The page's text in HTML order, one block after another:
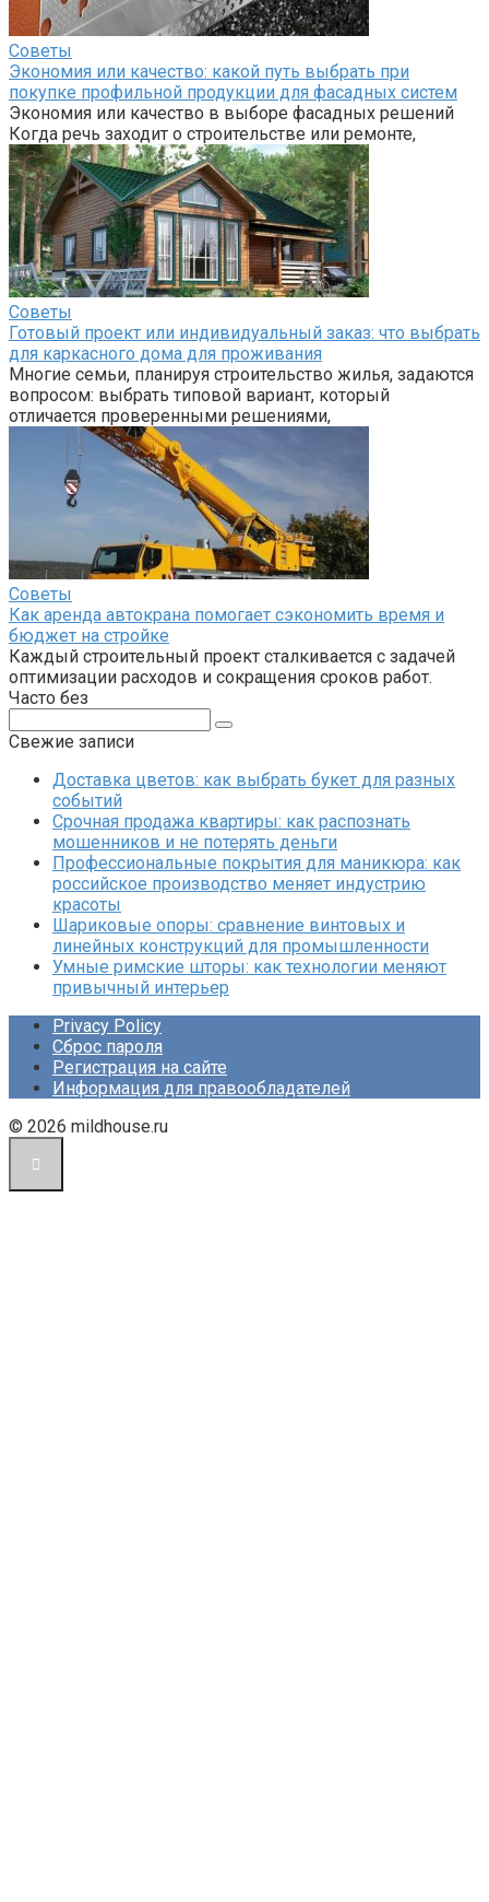
Советы
Экономия или качество: какой путь выбрать при
покупке профильной продукции для фасадных систем
Экономия или качество в выборе фасадных решений
Когда речь заходит о строительстве или ремонте,
Советы
Готовый проект или индивидуальный заказ: что выбрать
для каркасного дома для проживания
Многие семьи, планируя строительство жилья, задаются
вопросом: выбрать типовой вариант, который
отличается проверенными решениями,
Советы
Как аренда автокрана помогает сэкономить время и
бюджет на стройке
Каждый строительный проект сталкивается с задачей
оптимизации расходов и сокращения сроков работ.
Часто без
Свежие записи
Доставка цветов: как выбрать букет для разных
событий
Срочная продажа квартиры: как распознать
мошенников и не потерять деньги
Профессиональные покрытия для маникюра: как
российское производство меняет индустрию
красоты
Шариковые опоры: сравнение винтовых и
линейных конструкций для промышленности
Умные римские шторы: как технологии меняют
привычный интерьер
Privacy Policy
Сброс пароля
Регистрация на сайте
Информация для правообладателей
© 2026 mildhouse.ru